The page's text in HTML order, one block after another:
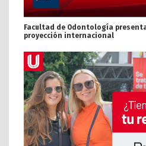
Facultad de Odontología
proyección internacional